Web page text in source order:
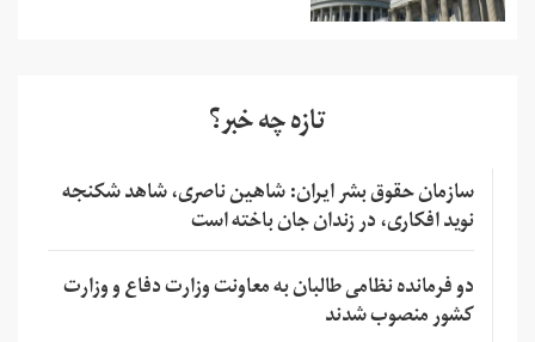
تازه چه خبر؟
سازمان حقوق بشر ایران: شاهین ناصری، شاهد شکنجه
نوید افکاری، در زندان جان باخته است
دو فرمانده نظامی طالبان به معاونت وزارت دفاع و وزارت
کشور منصوب شدند